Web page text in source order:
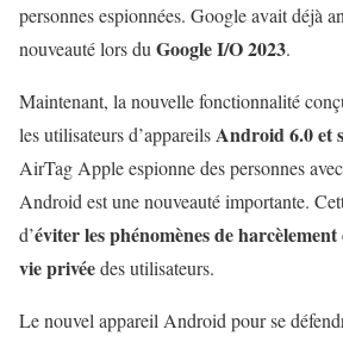
personnes espionnées. Google avait déjà
nouveauté lors du Google I/O 2023.
Maintenant, la nouvelle fonctionnalité
les utilisateurs d’appareilsAndroid 6.0 et
AirTag Apple espionne des personnes
Android est une nouveauté importante.
d’éviter les phénomènes de harcèlement
vie privéedes utilisateurs.
Le nouvel appareil Android pour se